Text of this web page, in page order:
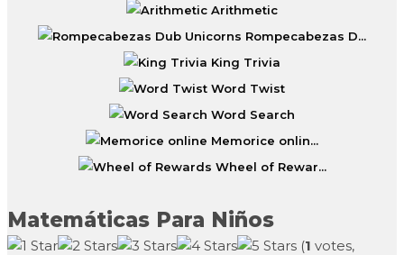
Arithmetic
Rompecabezas D...
King Trivia
Word Twist
Word Search
Memorice onlin...
Wheel of Rewar...
Matemáticas Para Niños
(1 votes,